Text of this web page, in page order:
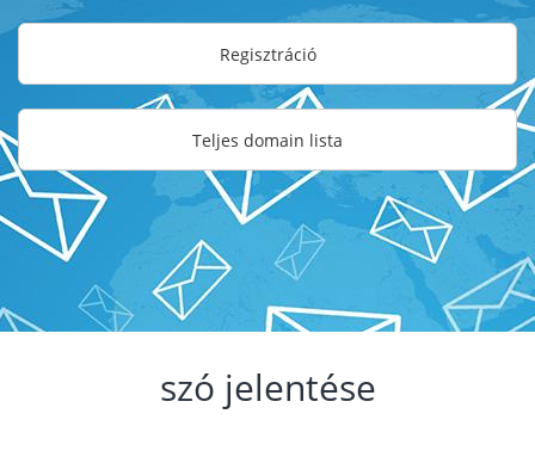
Regisztráció
Teljes domain lista
szó jelentése